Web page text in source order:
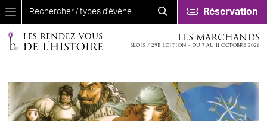
Aller au contenu principal
Réservation
LES MARCHANDS
BLOIS / 29E ÉDITION - DU 7 AU 11 OCTOBRE 2026